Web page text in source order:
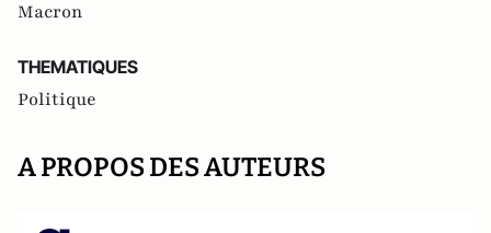
Macron
THEMATIQUES
Politique
A PROPOS DES AUTEURS